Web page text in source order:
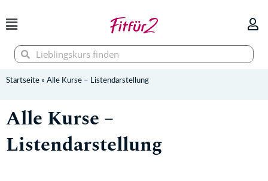
Inhalt
springen
SucheSuche
Startseite » Alle Kurse – Listendarstellung
Alle Kurse –
Listendarstellung